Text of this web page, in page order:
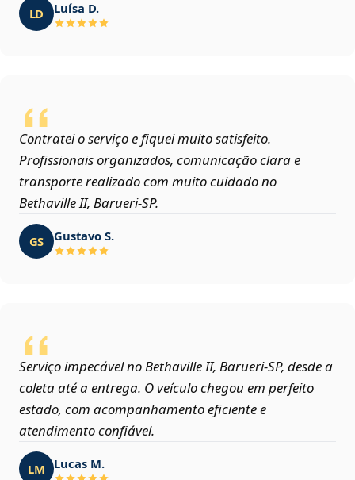
LD Luísa D.
Contratei o serviço e fiquei muito satisfeito.
Profissionais organizados, comunicação clara e
transporte realizado com muito cuidado no
Bethaville II, Barueri‑SP.
GS Gustavo S.
Serviço impecável no Bethaville II, Barueri‑SP, desde a
coleta até a entrega. O veículo chegou em perfeito
estado, com acompanhamento eficiente e
atendimento confiável.
LM Lucas M.